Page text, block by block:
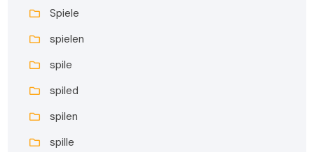
Spiele
spielen
spile
spiled
spilen
spille